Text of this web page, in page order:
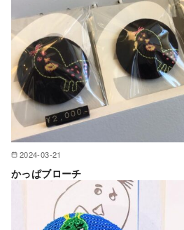
2024-03-21
かっぱブローチ